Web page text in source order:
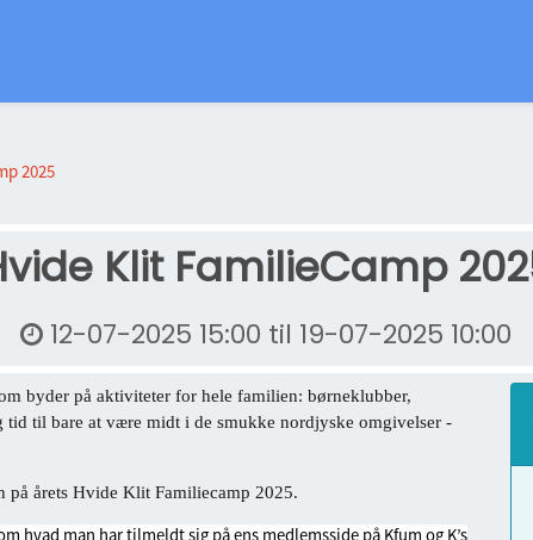
2025
Klit FamilieCamp
12-07-2025 15:00 til 19-07-2025 10:00
byder på aktiviteter for hele familien: børneklubber,
til bare at være midt i de smukke nordjyske omgivelser -
årets Hvide Klit Familiecamp 2025.
hvad man har tilmeldt sig på ens medlemsside på Kfum og K’s